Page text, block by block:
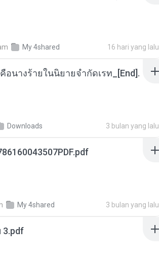
My 4shared 16 hari yang lalu
อนางร้ายในนิยายจำกัดเรท_[End].
Downloads 3 bulan yang lalu
My 4shared 3 bulan yang lalu
3.pdf